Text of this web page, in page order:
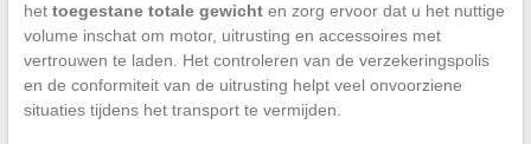
het toegestane totale gewichten zorg ervoor dat u het nuttige
volume inschat om motor, uitrusting en accessoires met
vertrouwen te laden. Het controleren van de verzekeringspolis
en de conformiteit van de uitrusting helpt veel onvoorziene
situaties tijdens het transport te vermijden.